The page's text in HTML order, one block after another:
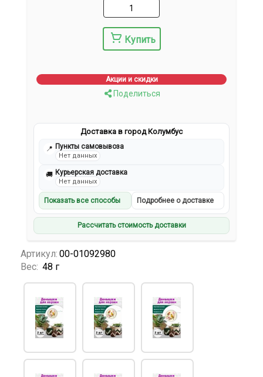
Купить
Акции и скидки
Поделиться
Доставка в город Колумбус
📍 Пункты самовывоза
Нет данных
🚚 Курьерская доставка
Нет данных
Показать все способы Подробнее о доставке
Рассчитать стоимость доставки
Артикул: 00-01092980
Вес: 48 г